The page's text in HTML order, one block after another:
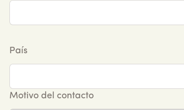
País
Motivo del contacto